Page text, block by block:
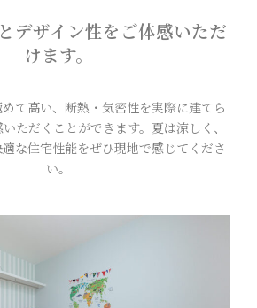
デザイン性をご体感いただ
けます。
て高い、断熱・気密性を実際に建てら
ただくことができます。夏は涼しく、
な住宅性能をぜひ現地で感じてくださ
い。